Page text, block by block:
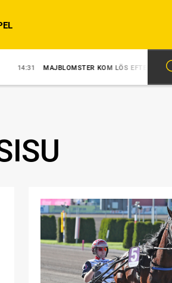
MAJBLOMSTER KOM LÖS EFTER SEGERN